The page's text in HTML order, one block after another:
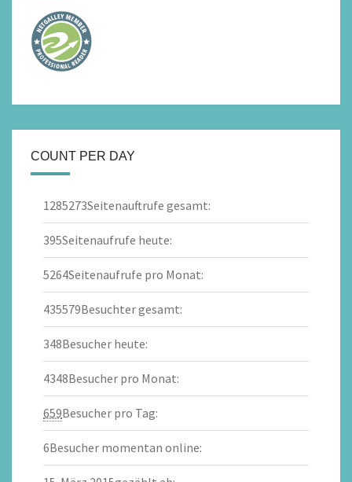
COUNT PER DAY
1285273Seitenauftrufe gesamt:
395Seitenaufrufe heute:
5264Seitenaufrufe pro Monat:
435579Besuchter gesamt:
348Besucher heute:
4348Besucher pro Monat:
659Besucher pro Tag:
6Besucher momentan online: